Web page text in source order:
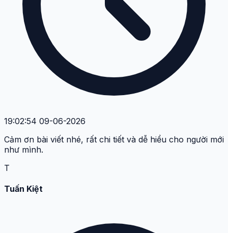
19:02:54 09-06-2026
Cảm ơn bài viết nhé, rất chi tiết và dễ hiểu cho người mới
như mình.
T
Tuấn Kiệt